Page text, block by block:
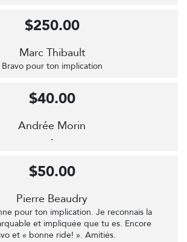
Marc Thibault
Bravo pour ton implication
$250.00
Andrée Morin
-
$40.00
Pierre Beaudry
pour ton implication. Je reconnais la
et impliquée que tu es. Encore
et « bonne ride! ». Amitiés.
$50.00